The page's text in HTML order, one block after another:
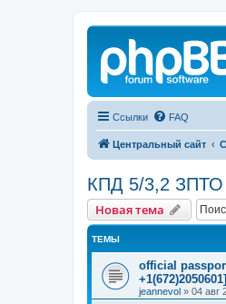
Ссылки FAQ
Центральный сайт
КПД 5/3,2 ЗПТО
Новая тема
ТЕМЫ
official
jeannevol » 04 авг